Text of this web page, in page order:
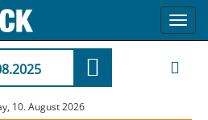
10. August 2026